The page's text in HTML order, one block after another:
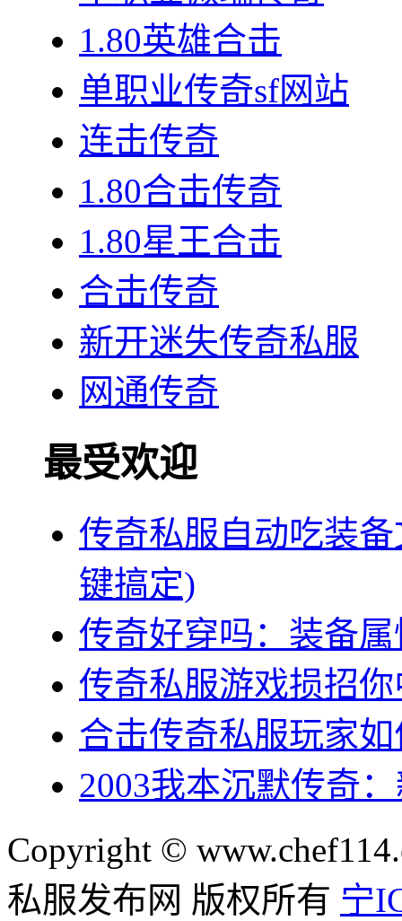
1.80英雄合击
单职业传奇sf网站
连击传奇
1.80合击传奇
1.80星王合击
合击传奇
新开迷失传奇私服
网通传奇
最受欢迎
传奇私服自动吃装
键搞定)
传奇好穿吗：装备
传奇私服游戏损招
合击传奇私服玩家
2003我本沉默传奇
Copyright ©
私服发布网 版权所有 宁